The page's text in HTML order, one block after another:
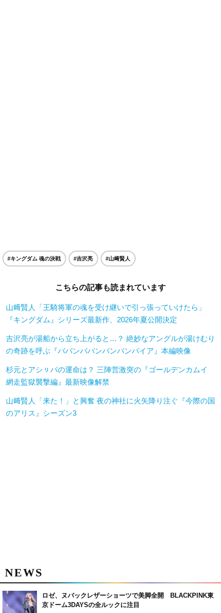
#キングダム 魂の決戦 #吉沢亮 #山﨑賢人
こちらの記事も読まれています
山﨑賢人「王騎将軍の魂を受け継いで引っ張っていけたら」
『キングダム』シリーズ最新作、2026年夏公開決定
吉沢亮が湯船から立ち上がると…？ 絶妙なアングルが湯けむり
の奇跡を呼ぶ『ババンババンバンバンパイア』本編映像
杉元とアシㇼパの運命は？ 三陣営激突の『ゴールデンカムイ
網走監獄襲撃編』最新映像解禁
山﨑賢人「来た！」と興奮 夜の神社に火矢降り注ぐ『今際の国
のアリス』シーズン3
NEWS
ロゼ、ヌバックレザーショーツで美脚全開 BLACKPINK東
京ドーム3DAYSの全ルックに注目